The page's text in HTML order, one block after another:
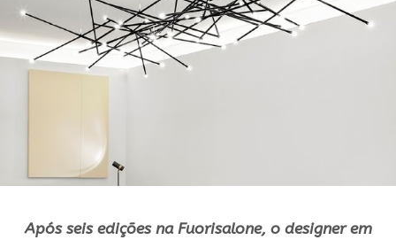
Após seis edições na Fuorisalone, o designer em